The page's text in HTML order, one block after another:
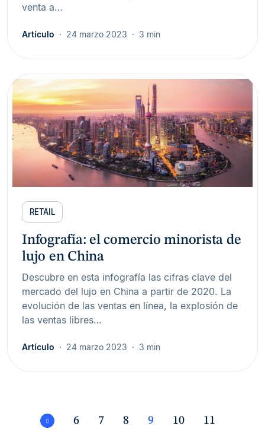
venta a…
Artículo 24 marzo 2023 3 min
RETAIL
Infografía: el comercio minorista de
lujo en China
Descubre en esta infografía las cifras clave del
mercado del lujo en China a partir de 2020. La
evolución de las ventas en línea, la explosión de
las ventas libres…
Artículo 24 marzo 2023 3 min
6 7 8 9 10 11